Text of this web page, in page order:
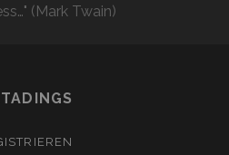
(Mark Twain)